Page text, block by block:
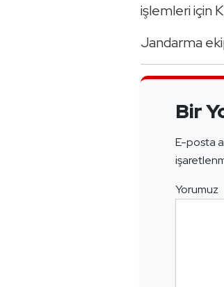
işlemleri için
Jandarma
Bir
E-posta
Yorumuz